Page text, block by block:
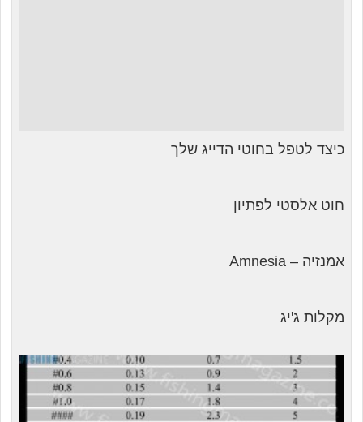
כיצד לטפל בחוטי הדייג שלך
חוט אלסטי לפתיון
אמנזיה – Amnesia
מקלות ג'יג